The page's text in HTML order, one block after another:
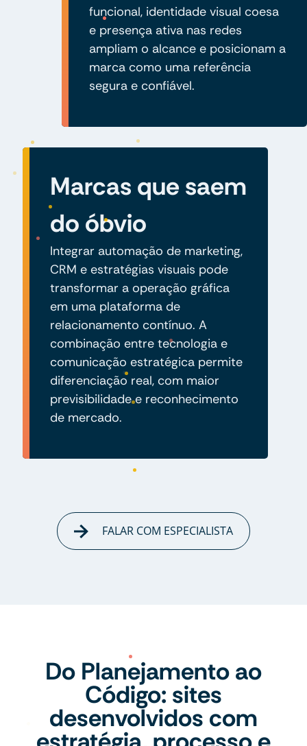
funcional, identidade visual coesa
e presença ativa nas redes
ampliam o alcance e posicionam a
marca como uma referência
segura e confiável.
Marcas que saem
do óbvio
Integrar automação de marketing,
CRM e estratégias visuais pode
transformar a operação gráfica
em uma plataforma de
relacionamento contínuo. A
combinação entre tecnologia e
comunicação estratégica permite
diferenciação real, com maior
previsibilidade e reconhecimento
de mercado.
FALAR COM ESPECIALISTA
Do Planejamento ao
Código: sites
desenvolvidos com